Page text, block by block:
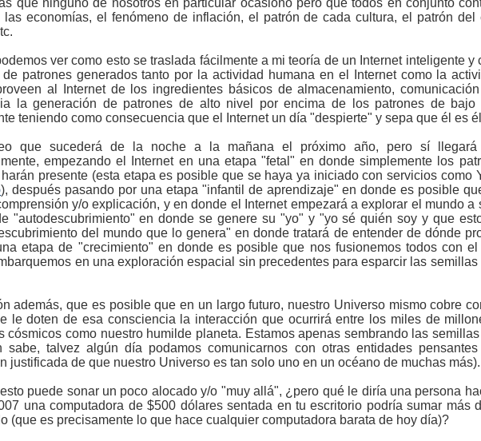
que ninguno de nosotros en particular ocasionó pero que todos en conjunto
las economías, el fenómeno de inflación, el patrón de cada cultura, el patrón del
ver como esto se traslada fácilmente a mi teoría de un Internet inteligente
patrones generados tanto por la actividad humana en el Internet como la
al Internet de los ingredientes básicos de almacenamiento,
la generación de patrones de alto nivel por encima de los patrones de
teniendo como consecuencia que el Internet un día "despierte" y sepa que él es
que sucederá de la noche a la mañana el próximo año, pero sí
empezando el Internet en una etapa "fetal" en donde simplemente los
presente (esta etapa es posible que se haya ya iniciado con servicios
), después pasando por una etapa "infantil de aprendizaje" en donde es posible
y/o explicación, y en donde el Internet empezará a explorar el mundo
"autodescubrimiento" en donde se genere su "yo" y "yo sé quién soy y que
del mundo que lo genera" en donde tratará de entender de dónde
etapa de "crecimiento" en donde es posible que nos fusionemos todos con
en una exploración espacial sin precedentes para esparcir las
además, que es posible que en un largo futuro, nuestro Universo mismo cobre
le doten de esa consciencia la interacción que ocurrirá entre los miles de
cósmicos como nuestro humilde planeta. Estamos apenas sembrando las
sabe, talvez algún día podamos comunicarnos con otras entidades
justificada de que nuestro Universo es tan solo uno en un océano de muchas más).
puede sonar un poco alocado y/o "muy allá", ¿pero qué le diría una persona
una computadora de $500 dólares sentada en tu escritorio podría sumar más
(que es precisamente lo que hace cualquier computadora barata de hoy día)?